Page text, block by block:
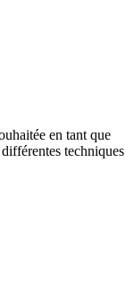
en tant que
techniques